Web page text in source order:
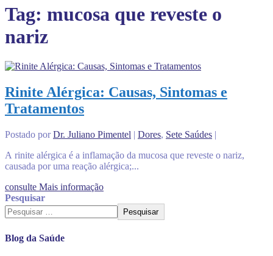
Tag: mucosa que reveste o
nariz
Rinite Alérgica: Causas, Sintomas e
Tratamentos
Postado porDr. Juliano Pimentel | Dores, Sete Saúdes |
A rinite alérgica é a inflamação da mucosa que reveste o nariz,
causada por uma reação alérgica;...
consulte Mais informação
Pesquisar
Pesquisar
Blog da Saúde